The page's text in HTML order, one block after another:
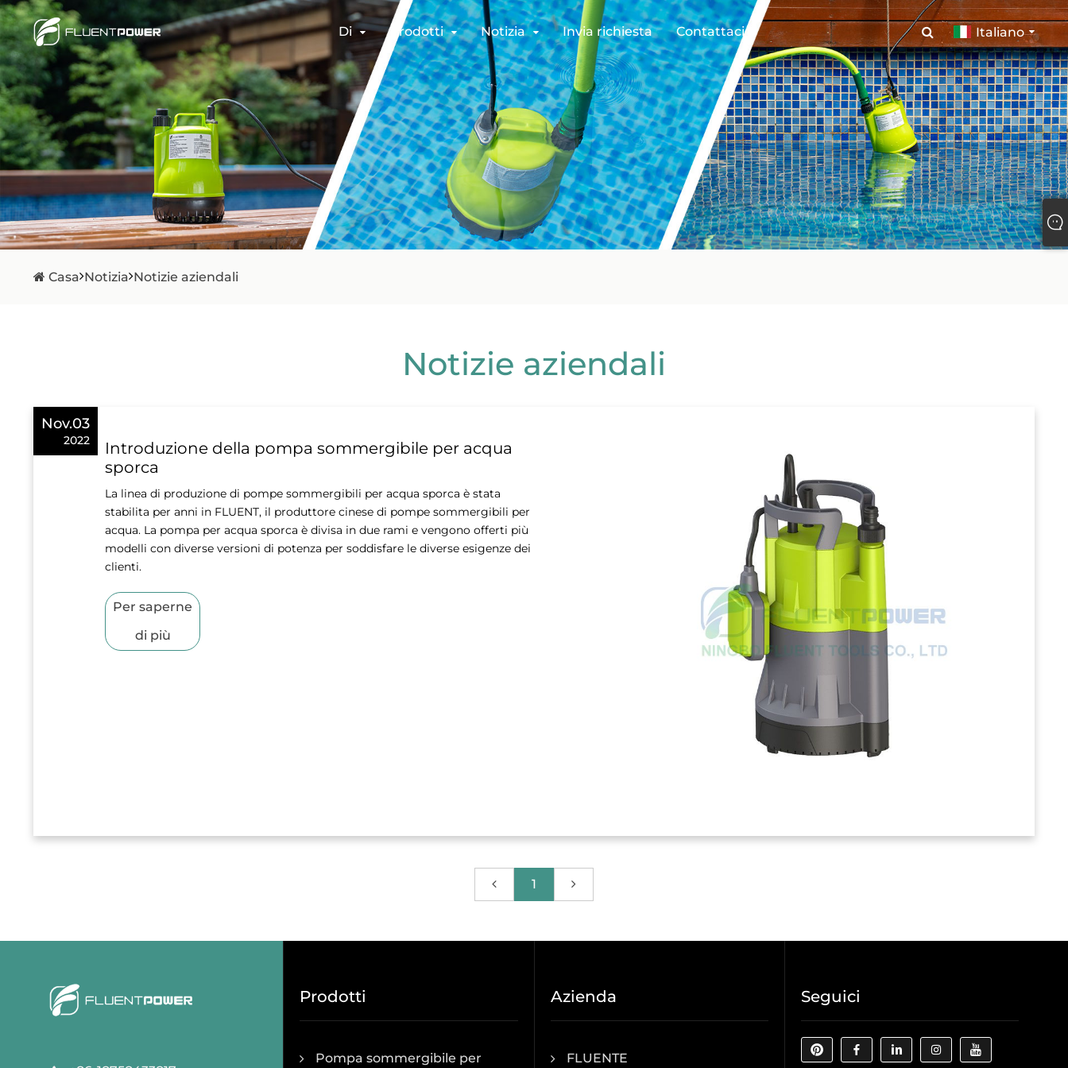
Di Prodotti Notizia Invia richiesta Contattaci Italiano
Casa Notizia Notizie aziendali
Notizie aziendali
Nov.03
2022
Introduzione della pompa sommergibile per acqua
sporca
La linea di produzione di pompe sommergibili per acqua sporca è stata
stabilita per anni in FLUENT, il produttore cinese di pompe sommergibili per
acqua. La pompa per acqua sporca è divisa in due rami e vengono offerti più
modelli con diverse versioni di potenza per soddisfare le diverse esigenze dei
clienti.
Per saperne
di più
1
Prodotti
Pompa sommergibile per
Azienda
FLUENTE
Seguici